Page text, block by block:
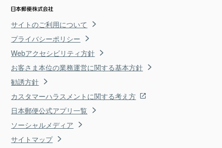
サイトのご利用について
プライバシーポリシー
Webアクセシビリティ方針
お客さま本位の業務運営に関する基本方針
勧誘方針
カスタマーハラスメントに関する考え方
日本郵便公式アプリ一覧
ソーシャルメディア
サイトマップ